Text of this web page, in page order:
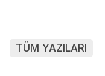
TÜM YAZILARI